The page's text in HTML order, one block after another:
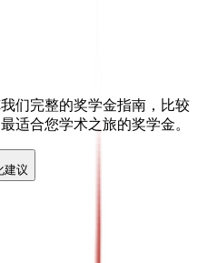
们完整的奖学金指南，比较
适合您学术之旅的奖学金。
建议